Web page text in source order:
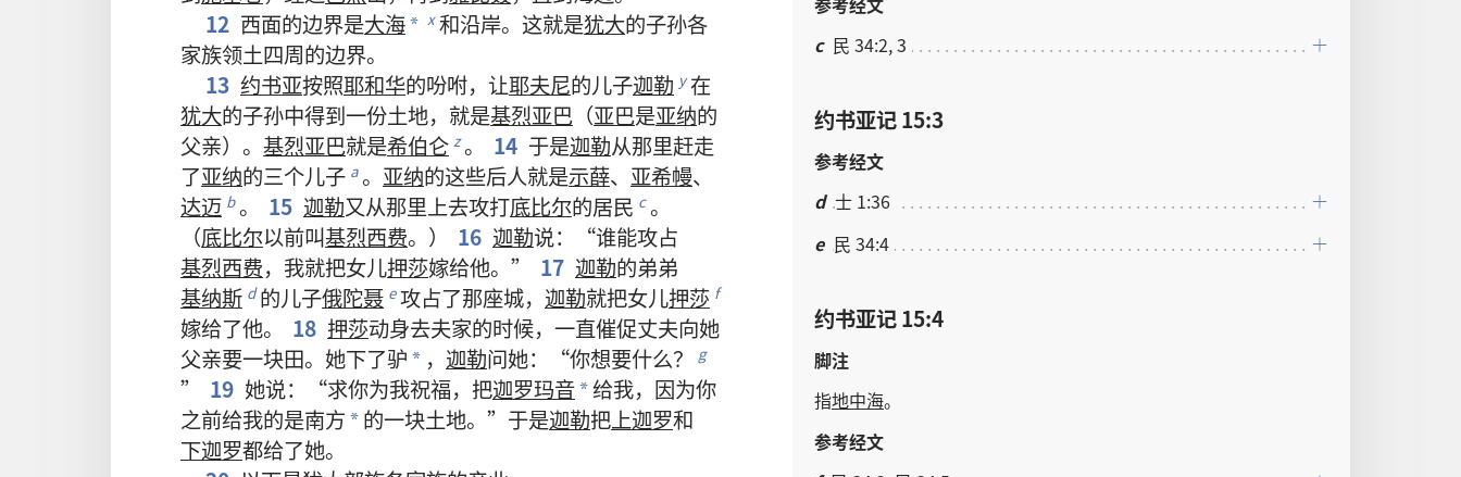
12 西面的边界是大海* x 和沿岸。 这就是犹大的子孙各
家族领土四周的边界。
13 约书亚按照耶和华的吩咐， 让耶夫尼的儿子迦勒 y 在
犹大的子孙中得到一份土地， 就是基烈亚巴 （亚巴是亚纳的
父亲）。 基烈亚巴就是希伯仑 z 。 14 于是迦勒从那里赶走
了亚纳的三个儿子 a 。 亚纳的这些后人就是示薛、 亚希幔、
达迈 b 。 15 迦勒又从那里上去攻打底比尔的居民 c 。
（底比尔以前叫基烈西费。） 16 迦勒说：“谁能攻占
基烈西费， 我就把女儿押莎嫁给他。” 17 迦勒的弟弟
基纳斯 d 的儿子俄陀聂 e 攻占了那座城， 迦勒就把女儿押莎 f
嫁给了他。 18 押莎动身去夫家的时候， 一直催促丈夫向她
父亲要一块田。 她下了驴 * ， 迦勒问她：“你想要什么？ g
” 19 她说：“求你为我祝福， 把迦罗玛音*给我， 因为你
之前给我的是南方 * 的一块土地。” 于是迦勒把上迦罗和
下迦罗都给了她。
c 民 34:2, 3
约书亚记 15:3
参考经文
d 士 1:36
e 民 34:4
约书亚记 15:4
脚注
指地中海。
参考经文